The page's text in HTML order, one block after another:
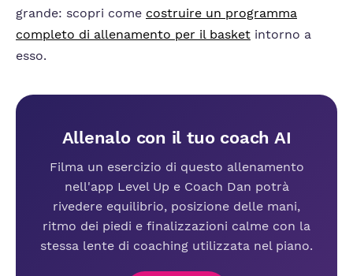
grande: scopri come costruire un programma
completo di allenamento per il basket intorno a
esso.
Allenalo con il tuo coach AI
Filma un esercizio di questo allenamento
nell'app Level Up e Coach Dan potrà
rivedere equilibrio, posizione delle mani,
ritmo dei piedi e finalizzazioni calme con la
stessa lente di coaching utilizzata nel piano.